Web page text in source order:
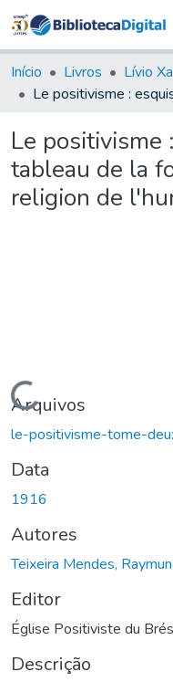
Início Livros
Lívio
Le positivisme
tableau de la
religion de
Carregando...
Arquivos
le-positivisme-tome-
Data
1916
Autores
Teixeira Mendes,
Editor
Église Positiviste du
Descrição